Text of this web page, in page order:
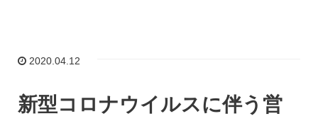
2020.04.12
新型コロナウイルスに伴う営